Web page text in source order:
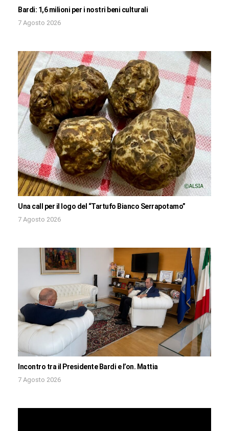
Bardi: 1,6 milioni per i nostri beni culturali
7 Agosto 2026
Una call per il logo del “Tartufo Bianco Serrapotamo”
7 Agosto 2026
Incontro tra il Presidente Bardi e l’on. Mattia
7 Agosto 2026